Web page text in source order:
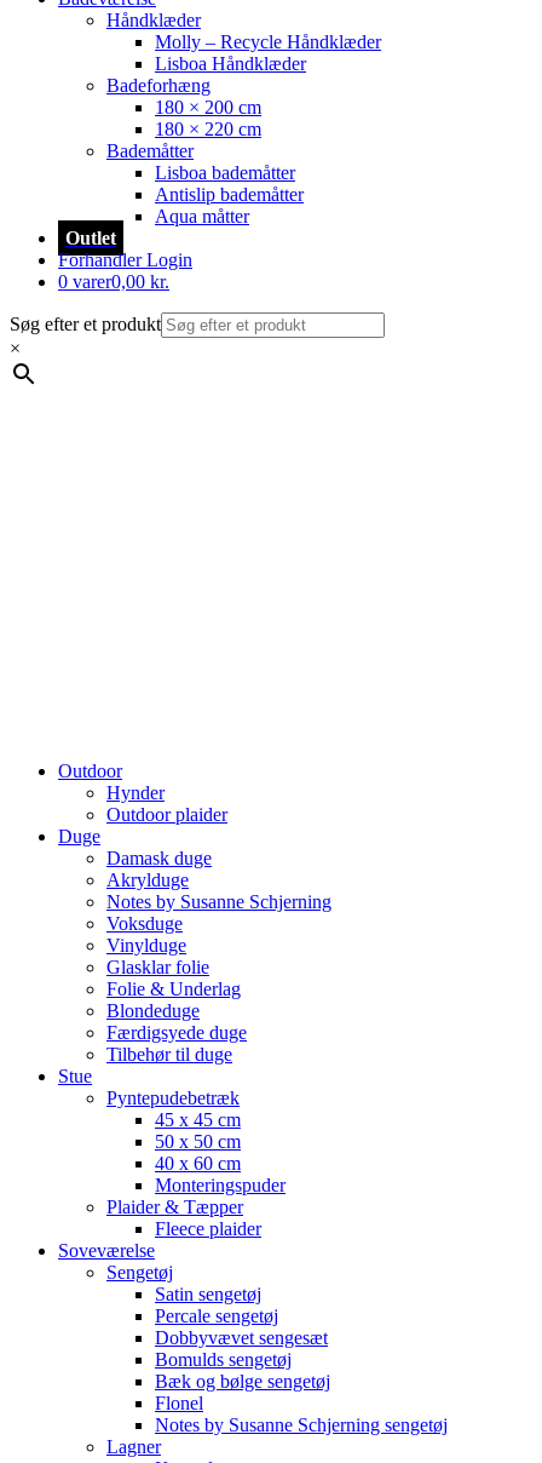
Håndklæder
Molly – Recycle Håndklæder
Lisboa Håndklæder
Badeforhæng
180 × 200 cm
180 × 220 cm
Bademåtter
Lisboa bademåtter
Antislip bademåtter
Aqua måtter
Outlet
Forhandler Login
0 varer0,00 kr.
Søg efter et produkt
×
Outdoor
Hynder
Outdoor plaider
Duge
Damask duge
Akrylduge
Notes by Susanne Schjerning
Voksduge
Vinylduge
Glasklar folie
Folie & Underlag
Blondeduge
Færdigsyede duge
Tilbehør til duge
Stue
Pyntepudebetræk
45 x 45 cm
50 x 50 cm
40 x 60 cm
Monteringspuder
Plaider & Tæpper
Fleece plaider
Soveværelse
Sengetøj
Satin sengetøj
Percale sengetøj
Dobbyvævet sengesæt
Bomulds sengetøj
Bæk og bølge sengetøj
Flonel
Notes by Susanne Schjerning sengetøj
Lagner